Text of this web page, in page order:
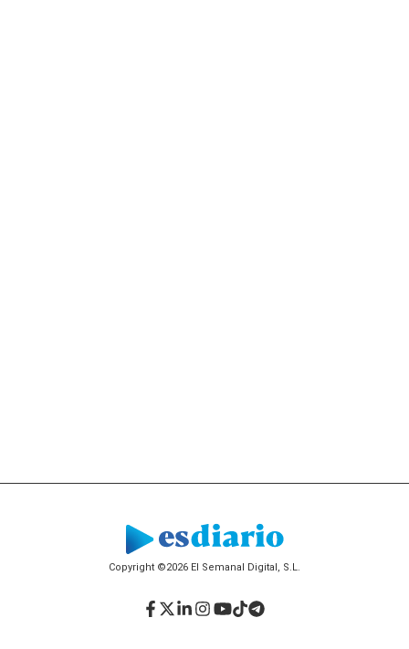
Copyright ©2026 El Semanal Digital, S.L.
Facebook
Twitter
LinkedIn
Instagram
YouTube
TikTok
Telegram